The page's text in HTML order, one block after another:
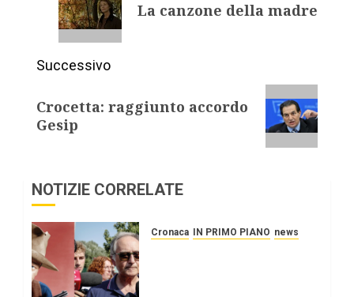
La canzone della madre
Successivo
Crocetta: raggiunto accordo
Gesip
NOTIZIE CORRELATE
Cronaca IN PRIMO PIANO news